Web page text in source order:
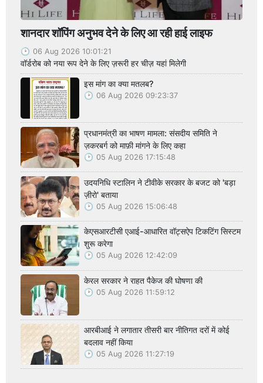
शानदार शॉपिंग अनुभव देने के लिए आ रही हाई लाइफ
06 Aug 2026 10:01:21
वॉर्डरोब को नया रूप देने के लिए ज़रूरी हर चीज़ यहां मिलेगी
इस मांग का क्या मतलब?
06 Aug 2026 09:23:37
प्रधानमंत्री का भाषण मामला: संसदीय समिति ने
ज़करबर्ग को माफ़ी मांगने के लिए कहा
05 Aug 2026 17:15:48
उदयनिधि स्टालिन ने टीवीके सरकार के बजट को 'बड़ा
ज़ीरो' बताया
05 Aug 2026 15:06:48
केएसआरटीसी एआई-आधारित वॉट्सऐप टिकटिंग सिस्टम
शुरू करेगा
05 Aug 2026 12:42:09
केरल सरकार ने राहत पैकेज की घोषणा की
05 Aug 2026 11:59:12
आरबीआई ने लगातार तीसरी बार नीतिगत दरों में कोई
बदलाव नहीं किया
05 Aug 2026 11:27:19